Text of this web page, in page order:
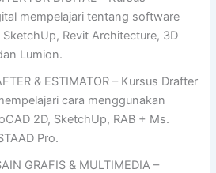
mempelajari tentang software
SketchUp, Revit Architecture, 3D
Lumion.
& ESTIMATOR – Kursus Drafter
cara menggunakan
2D, SketchUp, RAB + Ms.
Pro.
GRAFIS & MULTIMEDIA –